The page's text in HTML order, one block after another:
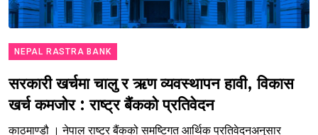
NEPAL RASTRA BANK
सरकारी खर्चमा चालु र ऋण व्यवस्थापन हावी, विकास
खर्च कमजोर : राष्ट्र बैंकको प्रतिवेदन
काठमाण्डौ । नेपाल राष्ट्र बैंकको समष्टिगत आर्थिक प्रतिवेदनअनुसार